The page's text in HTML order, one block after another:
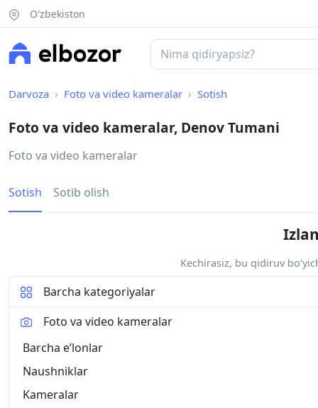
O'zbekiston
Darvoza Foto va video kameralar Sotish
Foto va video kameralar, Denov Tumani
Foto va video kameralar
Sotish Sotib olish
Kechirasiz, bu qidiruv
Barcha kategoriyalar
Foto va video kameralar
Barcha eʼlonlar
Naushniklar
Kameralar